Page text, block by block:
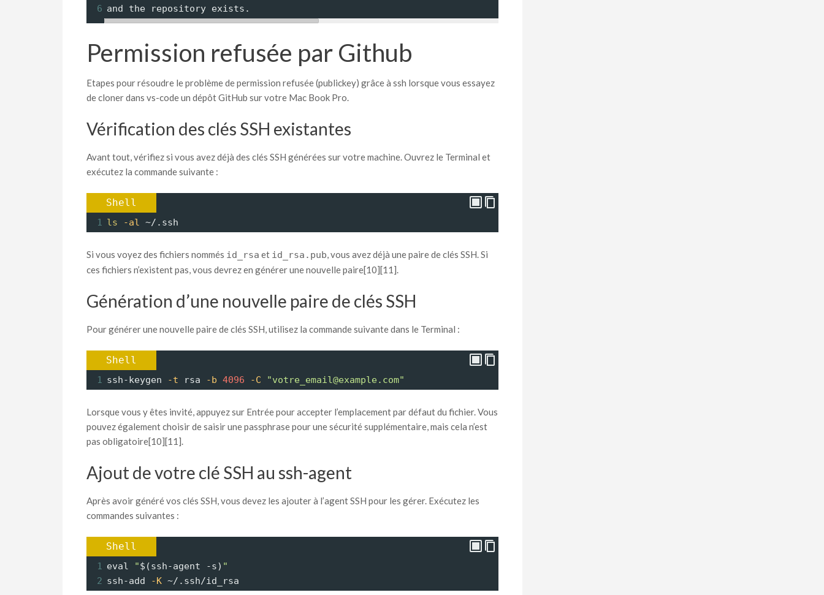
6 and the repository exists.
Permission refusée par Github
Etapes pour résoudre le problème de permission refusée (publickey) grâce à ssh lorsque vous essayez
de cloner dans vs-code un dépôt GitHub sur votre Mac Book Pro.
Vérification des clés SSH existantes
Avant tout, vérifiez si vous avez déjà des clés SSH générées sur votre machine. Ouvrez le Terminal et
exécutez la commande suivante :
Shell
1 ls -al ~/.ssh
Si vous voyez des fichiers nommés id_rsa et id_rsa.pub , vous avez déjà une paire de clés SSH. Si
ces fichiers n’existent pas, vous devrez en générer une nouvelle paire[10][11].
Génération d’une nouvelle paire de clés SSH
Pour générer une nouvelle paire de clés SSH, utilisez la commande suivante dans le Terminal :
Shell
1 ssh-keygen -t rsa -b 4096 -C "votre_email@example.com"
Lorsque vous y êtes invité, appuyez sur Entrée pour accepter l’emplacement par défaut du fichier. Vous
pouvez également choisir de saisir une passphrase pour une sécurité supplémentaire, mais cela n’est
pas obligatoire[10][11].
Ajout de votre clé SSH au ssh-agent
Après avoir généré vos clés SSH, vous devez les ajouter à l’agent SSH pour les gérer. Exécutez les
commandes suivantes :
Shell
1 eval "$(ssh-agent -s) "
2 ssh-add -K ~/.ssh/id_rsa